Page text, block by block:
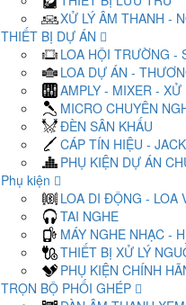
XỬ LÝ ÂM THANH -
THIẾT BỊ DỰ ÁN
LOA HỘI TRƯỜNG -
LOA DỰ ÁN -
AMPLY - MIXER - XỬ
MICRO CHUYÊN
ĐÈN SÂN KHẤU
CÁP TÍN HIỆU -
PHỤ KIỆN DỰ ÁN
Phụ kiện
LOA DI ĐỘNG - LOA
TAI NGHE
MÁY NGHE NHẠC -
THIẾT BỊ XỬ LÝ
PHỤ KIỆN CHÍNH
TRỌN BỘ PHỐI GHÉP